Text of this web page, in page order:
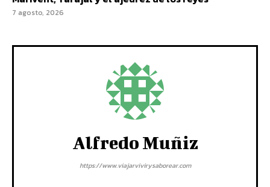
7 agosto, 2026
Alfredo Muñiz
https://www.viajarvivirysaborear.com